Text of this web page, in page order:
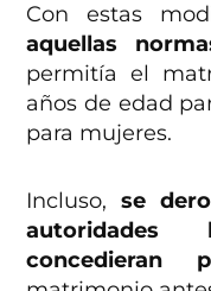
Con estas
aquellas
permitía el
años de edad
para mujeres.
Incluso,se
concedieran